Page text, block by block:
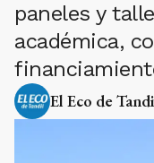
paneles y
académica,
El Eco de